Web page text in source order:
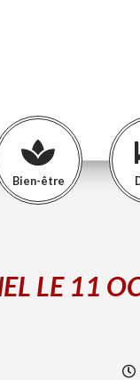
Bien-être
LE 11